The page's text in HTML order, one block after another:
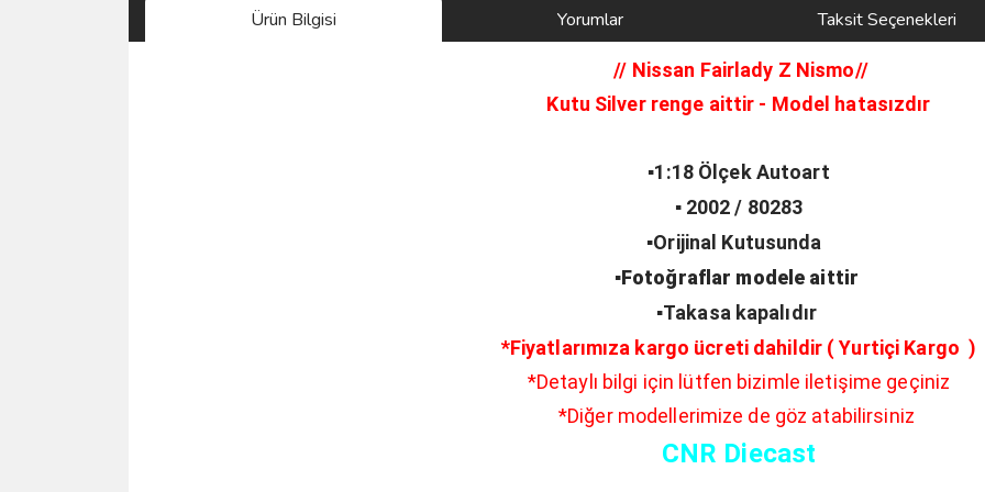
Ürün Bilgisi Yorumlar Taksit Seçenekleri
// Nissan Fairlady Z Nismo//
Kutu Silver renge aittir - Model hatasızdır
▪️1:18 Ölçek Autoart
▪️ 2002 / 80283
▪️Orijinal Kutusunda
▪️Fotoğraflar modele aittir
▪️Takasa kapalıdır
*Fiyatlarımıza kargo ücreti dahildir ( Yurtiçi Kargo )
*Detaylı bilgi için lütfen bizimle iletişime geçiniz
*Diğer modellerimize de göz atabilirsiniz
CNR Diecast